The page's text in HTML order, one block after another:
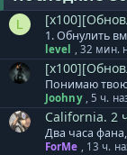
L
level , 32 мин.
Joohny ,5 ч.
California. 2
Два часа
ForMe , 13 ч.